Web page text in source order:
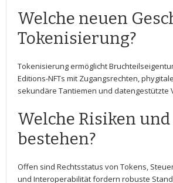
Welche neuen
Tokenisierung?
Tokenisierung ermöglicht
Editions-NFTs mit Zugangsrechten,
sekundäre Tantiemen‌ und datengestützte
Welche Risiken
bestehen?
Offen sind Rechtsstatus von Tokens,
und Interoperabilität fordern ⁣robuste